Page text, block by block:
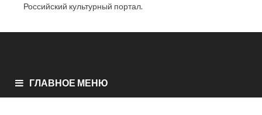
Российский культурный портал.
ГЛАВНОЕ МЕНЮ